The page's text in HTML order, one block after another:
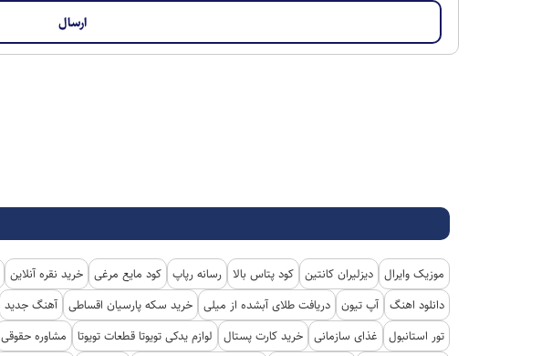
موزیک وایرال دیزلیران کانتین کود پتاس بالا رسانه رپاپ کود مایع مرغی خرید نقره آنلاین
دانلود اهنگ آپ تیون دریافت طلای آبشده از میلی خرید سکه پارسیان اقساطی آهنگ جدید
تور استانبول
غذای سازمانی خرید کارت پستال لوازم یدکی تویوتا قطعات تویوتا مشاوره حقوقی